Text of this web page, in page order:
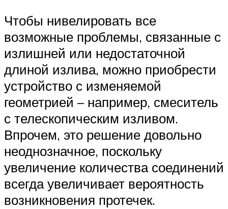
Чтобы нивелировать все
возможные проблемы, связанные с
излишней или недостаточной
длиной излива, можно приобрести
устройство с изменяемой
геометрией – например, смеситель
с телескопическим изливом.
Впрочем, это решение довольно
неоднозначное, поскольку
увеличение количества соединений
всегда увеличивает вероятность
возникновения протечек.